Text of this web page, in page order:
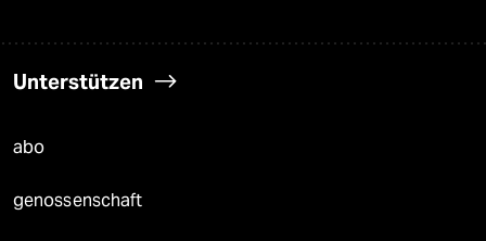
Unterstützen
abo
genossenschaft